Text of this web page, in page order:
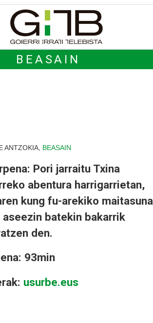
BEASAIN
ANTZOKIA, BEASAIN
Pori jarraitu Txina
abentura harrigarrietan,
kung fu-arekiko maitasuna
aseezin batekin bakarrik
den.
93min
usurbe.eus